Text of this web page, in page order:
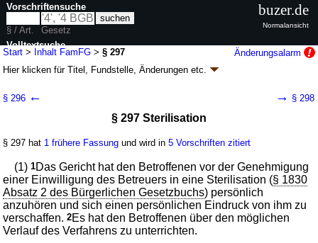
Start > Inhalt FamFG >§ 297
Änderungsalarm
Hier klicken fürTitel, Fundstelle, Änderungen etc.
Familiensachen und in den Angelegenheiten
der freiwilligen Gerichtsbarkeit (FamFG)
Artikel 1 G. v. 17.12.2008BGBl. I S. 2586, 2587, 2009 I S. 1102; zuletzt
G. v. 02.07.2026
Geltung ab 01.09.2009; FNA: 315-24Freiwillige Gerichtsbarkeit
110 weitere Fassungen
| Drucksachen / Entwurf / Begründung |
wird in 643 Vorschriften zitiert
Buch 3 Verfahren in Betreuungs- und
Unterbringungssachen
Abschnitt 1 Verfahren in Betreuungssachen
§ 296 ← → § 298
§ 297 Sterilisation
§ 297 hat 1 frühere Fassung und wird in5 Vorschriften zitiert
(1)1Das Gericht hat den Betroffenen vor der Genehmigung
einer Einwilligung des Betreuers in eine Sterilisation (§ 1830
Absatz 2 des Bürgerlichen Gesetzbuchs) persönlich
anzuhören und sich einen persönlichen Eindruck von ihm zu
verschaffen.2Es hat den Betroffenen über den möglichen
Verlauf des Verfahrens zu unterrichten.
Vorschriftensuche
§ / Art.
Gesetz
Volltextsuche
nur in FamFG
buzer.de
Normalansicht